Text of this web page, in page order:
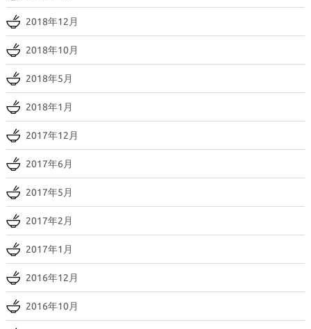
2018年12月
2018年10月
2018年5月
2018年1月
2017年12月
2017年6月
2017年5月
2017年2月
2017年1月
2016年12月
2016年10月